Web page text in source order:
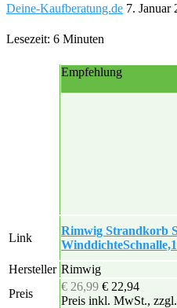
Deine-Kaufberatung.de 7. Januar
Lesezeit: 6 Minuten
Empfehlung
Link
Rimwig Strandkorb
Hersteller Rimwig
Preis
€ 26,99 € 22,94
Preis inkl. MwSt.,